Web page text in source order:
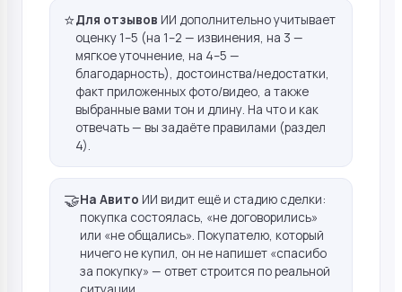
⭐Для отзывов ИИ дополнительно учитывает
оценку 1–5 (на 1–2 — извинения, на 3 —
мягкое уточнение, на 4–5 —
благодарность), достоинства/недостатки,
факт приложенных фото/видео, а также
выбранные вами тон и длину. На что и как
отвечать — вы задаёте правилами (раздел
4).
🤝На Авито ИИ видит ещё и стадию сделки:
покупка состоялась, «не договорились»
или «не общались». Покупателю, который
ничего не купил, он не напишет «спасибо
за покупку» — ответ строится по реальной